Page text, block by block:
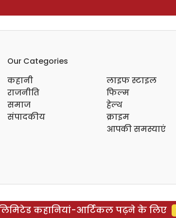
Our Categories
कहानी
राजनीति
समाज
संपादकीय
लाइफ स्टाइल
फिल्म
हेल्थ
क्राइम
आपकी समस्याएं
कहानियां-आर्टिकल पढ़ने के लिए